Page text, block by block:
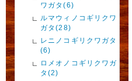
ワガタ(6)
ルマウィノコギリクワ
ガタ(28)
レニノコギリクワガタ
(6)
ロメオノコギリクワガ
タ(2)